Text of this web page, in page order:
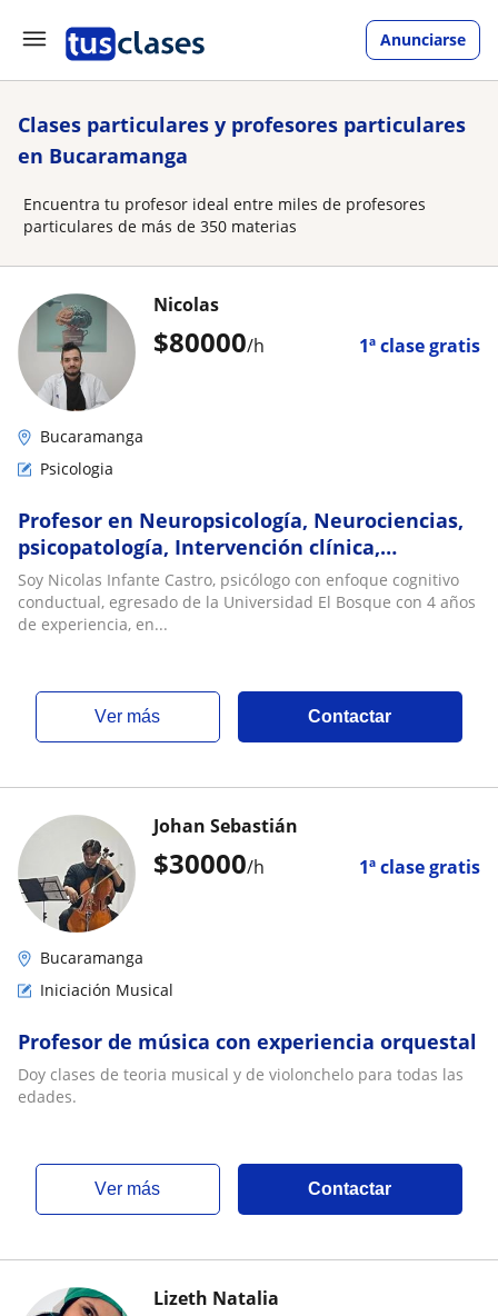
Anunciarse
Clases particulares y profesores particulares
en Bucaramanga
Encuentra tu profesor ideal entre miles de profesores
particulares de más de 350 materias
$80000/h 1ª clase gratis
Nicolas
Bucaramanga
Psicologia
Profesor en Neuropsicología, Neurociencias,
psicopatología, Intervención clínica,
formulación clínica, análisis funcional de la
Soy Nicolas Infante Castro, psicólogo con enfoque cognitivo
conductual, egresado de la Universidad El Bosque con 4 años
de experiencia, en...
ver más Contactar
$30000/h 1ª clase gratis
Johan Sebastián
Bucaramanga
Iniciación Musical
Profesor de música con experiencia orquestal
Doy clases de teoria musical y de violonchelo para todas las
edades.
ver más Contactar
Lizeth Natalia